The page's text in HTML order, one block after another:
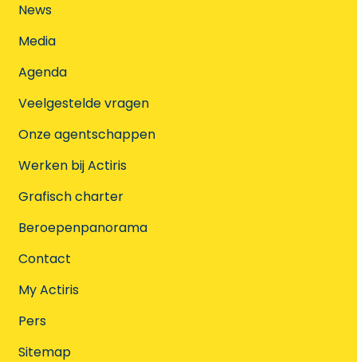
News
Media
Agenda
Veelgestelde vragen
Onze agentschappen
Werken bij Actiris
Grafisch charter
Beroepenpanorama
Contact
My Actiris
Pers
Sitemap